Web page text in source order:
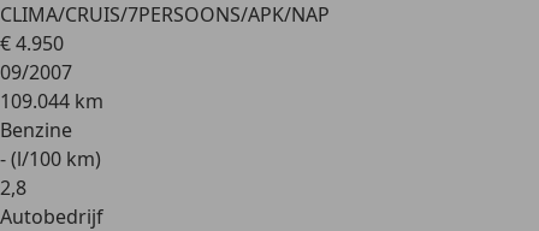
CLIMA/CRUIS/7PERSOONS/APK/NAP
€ 4.950
09/2007
109.044 km
Benzine
- (l/100 km)
2,8
Autobedrijf